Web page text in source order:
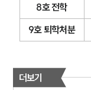
8호 전학
9호 퇴학처분
더보기